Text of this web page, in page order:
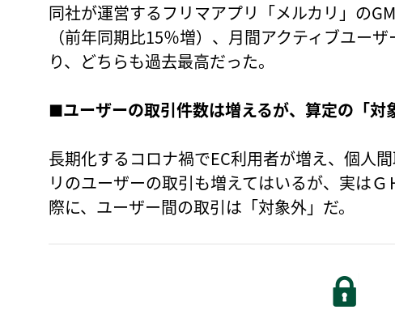
同社が運営するフリマアプリ「メルカリ」の
（前年同期比15％増）、月間アクティブユー
り、どちらも過去最高だった。
■ユーザーの取引件数は増えるが、算定の「対
長期化するコロナ禍でEC利用者が増え、個人
リのユーザーの取引も増えてはいるが、実は
際に、ユーザー間の取引は「対象外」だ。